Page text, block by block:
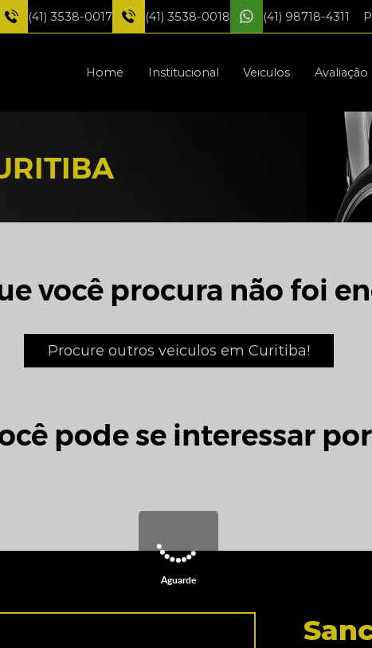
(41) 3538-0017 (41) 3538-0018 (41) 98718-4311
Home Institucional Veiculos Avaliação
você procura não foi
Procure outros veiculos em Curitiba!
pode se interessar
Aguarde